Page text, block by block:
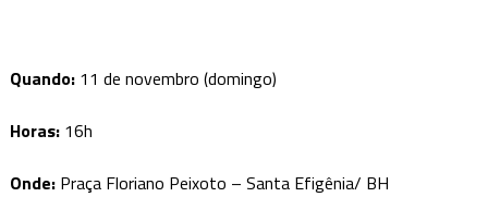
Quando:11 de novembro (domingo)
Horas:16h
Onde:Praça Floriano Peixoto – Santa Efigênia/ BH